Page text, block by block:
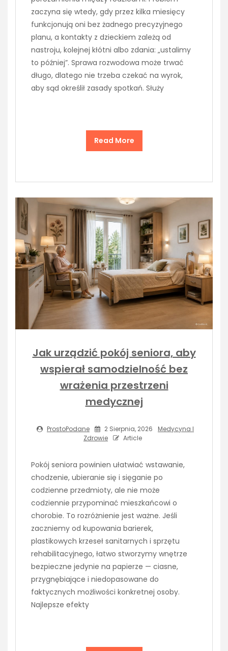
zaczyna się wtedy, gdy przez kilka miesięcy
funkcjonują oni bez żadnego precyzyjnego
planu, a kontakty z dzieckiem zależą od
nastroju, kolejnej kłótni albo zdania: „ustalimy
to później”. Sprawa rozwodowa może trwać
długo, dlatego nie trzeba czekać na wyrok,
aby sąd określił zasady spotkań. Służy
Read More
Jak urządzić pokój seniora, aby
wspierał samodzielność bez
wrażenia przestrzeni
medycznej
ProstoPodane 2 Sierpnia, 2026
Medycyna I
Zdrowie
Article
Pokój seniora powinien ułatwiać wstawanie,
chodzenie, ubieranie się i sięganie po
codzienne przedmioty, ale nie może
codziennie przypominać mieszkańcowi o
chorobie. To rozróżnienie jest ważne. Jeśli
zaczniemy od kupowania barierek,
plastikowych krzeseł sanitarnych i sprzętu
rehabilitacyjnego, łatwo stworzymy wnętrze
bezpieczne jedynie na papierze — ciasne,
przygnębiające i niedopasowane do
faktycznych możliwości konkretnej osoby.
Najlepsze efekty